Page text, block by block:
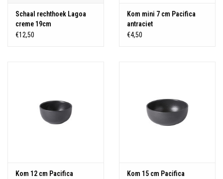
Schaal rechthoek Lagoa
creme 19cm
€12,50
Kom mini 7 cm Pacifica
antraciet
€4,50
Kom 12 cm Pacifica
Kom 15 cm Pacifica